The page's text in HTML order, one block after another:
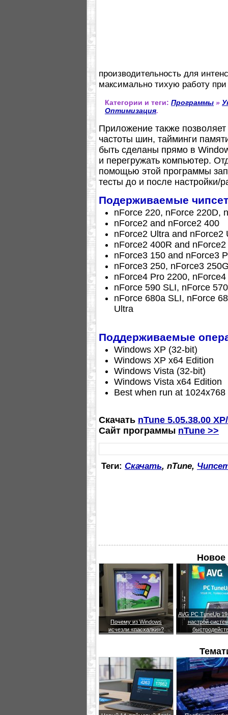
производительность для
максимально тихую работу
Категории и теги: Программы »
Оптимизация.
Приложение также позволяет
частоты шин, тайминги
быть сделаны прямо в
и перегружать компьютер.
помощью этой программы
тесты до и после настройки/
Подерживаемые
nForce 220, nForce 220D,
nForce2 and nForce2 400
nForce2 Ultra and nForce2
nForce2 400R and
nForce3 150 and nForce3
nForce3 250, nForce3
nForce4 Pro 2200,
nForce 590 SLI, nForce
nForce 680a SLI, nForce
Ultra
Поддерживаемые
Windows XP (32-bit)
Windows XP x64 Edition
Windows Vista (32-bit)
Windows Vista x64 Edition
Best when run at
Скачать nTune 5.05.38.00
Сайт программы nTune >>
Теги: Скачать, nTune,
Новое
Почему из Windows
исчезли «пасхалки»?
AVG PC TuneUp
настрой